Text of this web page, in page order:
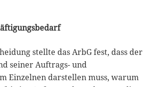
stellte das ArbG fest, dass der
seiner Auftrags- und
Einzelnen darstellen muss, warum